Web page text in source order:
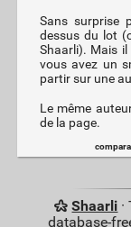
Sans surprise
dessus du lot
Shaarli). Mais
vous avez un
partir sur une
Le même
de la page.
Shaarli
database-